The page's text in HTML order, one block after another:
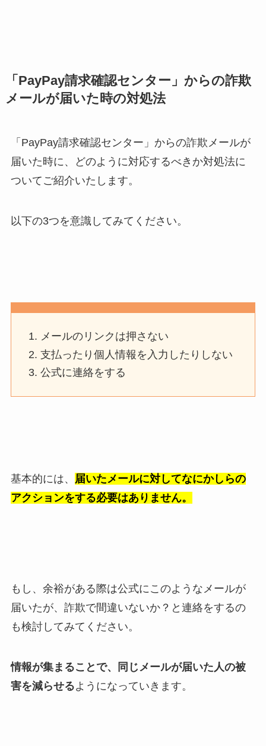
「PayPay請求確認センター」からの詐欺
メールが届いた時の対処法
「PayPay請求確認センター」からの詐欺メールが
届いた時に、どのように対応するべきか対処法に
ついてご紹介いたします。
以下の3つを意識してみてください。
メールのリンクは押さない
支払ったり個人情報を入力したりしない
公式に連絡をする
基本的には、
届いたメールに対してなにかしらの
アクションをする必要はありません。
もし、余裕がある際は公式にこのようなメールが
届いたが、詐欺で間違いないか？と連絡をするの
も検討してみてください。
情報が集まることで、同じメールが届いた人の被
害を減らせるようになっていきます。